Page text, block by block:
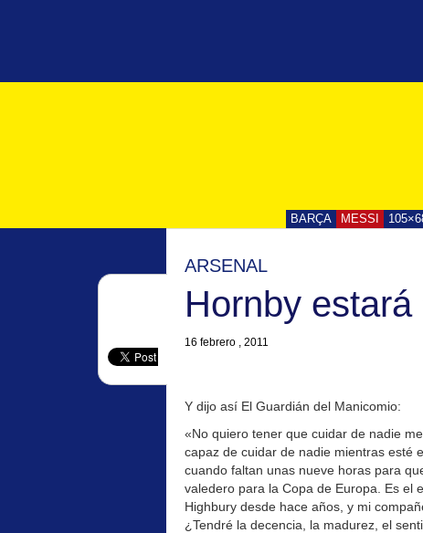
BARÇA MESSI
ARSENAL
Hornby estará
16 febrero , 2011
Y dijo así El Guardián del Manicomio:
«No quiero tener que cuidar de nadie
capaz de cuidar de nadie mientras esté
cuando faltan unas nueve horas para
valedero para la Copa de Europa. Es el
Highbury desde hace años, y mi
¿Tendré la decencia, la madurez, el